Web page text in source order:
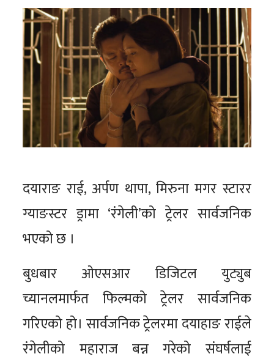
दयाराङ राई, अर्पण थापा, मिरुना मगर स्टारर
ग्याङस्टर ड्रामा ‘रंगेली’को ट्रेलर सार्वजनिक
भएको छ ।
बुधबार ओएसआर डिजिटल युट्युब
च्यानलमार्फत फिल्मको ट्रेलर सार्वजनिक
गरिएको हो। सार्वजनिक ट्रेलरमा दयाहाङ राईले
रंगेलीको महाराज बन्न गरेको संघर्षलाई